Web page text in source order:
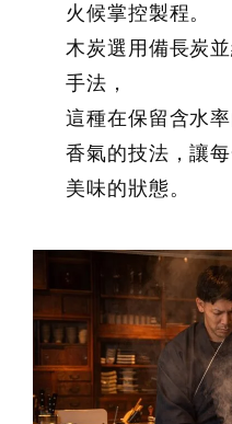
火候掌控製程。
木炭選用備長炭
手法，
這種在保留含水
香氣的技法，讓
美味的狀態。